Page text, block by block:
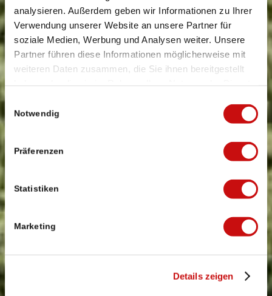
analysieren. Außerdem geben wir Informationen zu Ihrer
Verwendung unserer Website an unsere Partner für
soziale Medien, Werbung und Analysen weiter. Unsere
Partner führen diese Informationen möglicherweise mit
weiteren Daten zusammen, die Sie ihnen bereitgestellt
Einwilligungsauswahl
Notwendig
Präferenzen
Statistiken
Marketing
Details zeigen